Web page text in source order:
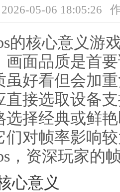
05-06 18:05:26
的核心意义游
画面品质是首
虽好看但会加
直接选取设备
选择经典或鲜
们对帧率影响
，资深玩家的
心意义